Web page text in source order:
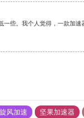
些。我个人觉得，一款加速
旋风加速 坚果加速器